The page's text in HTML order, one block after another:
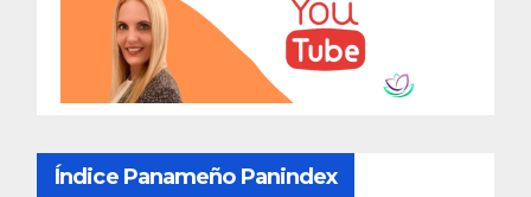
Índice Panameño Panindex